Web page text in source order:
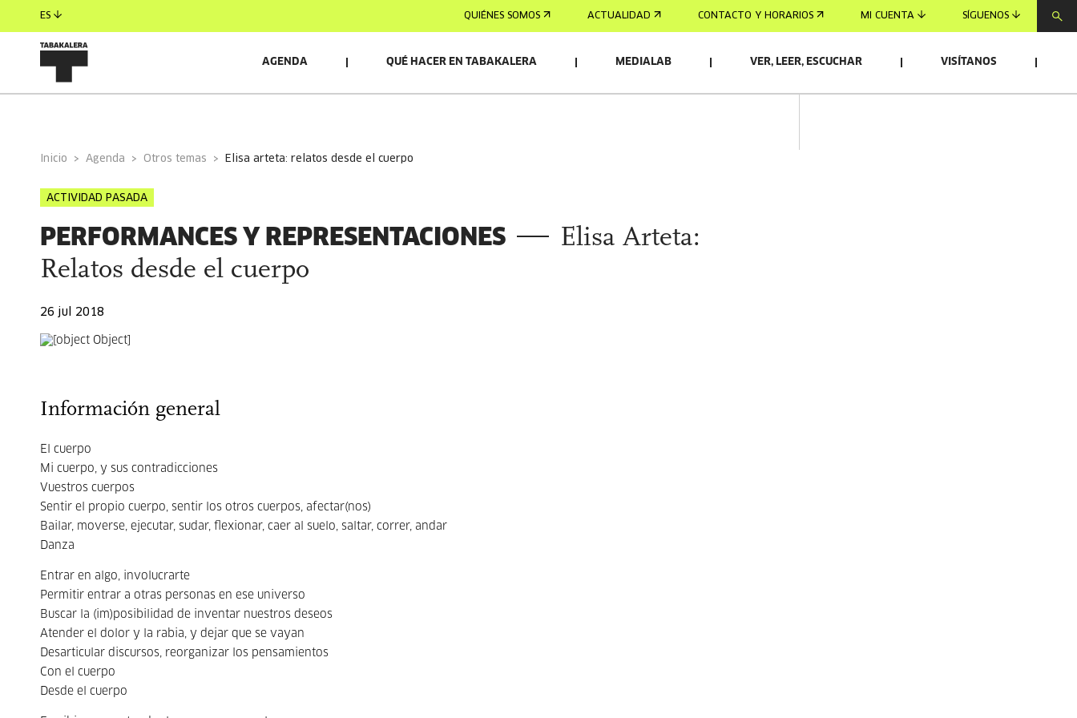
ES QUIÉNES SOMOS ACTUALIDAD CONTACTO Y HORARIOS MI CUENTA SÍGUENOS
AGENDA QUÉ HACER EN TABAKALERA MEDIALAB VER, LEER, ESCUCHAR VISÍTANOS
Inicio Agenda Otros temas elisa arteta: relatos desde el cuerpo
ACTIVIDAD PASADA
PERFORMANCES Y REPRESENTACIONES
Elisa Arteta:
Relatos desde el cuerpo
26 jul 2018
Información general
El cuerpo
Mi cuerpo, y sus contradicciones
Vuestros cuerpos
Sentir el propio cuerpo, sentir los otros cuerpos, afectar(nos)
Bailar, moverse, ejecutar, sudar, flexionar, caer al suelo, saltar, correr, andar
Danza
Entrar en algo, involucrarte
Permitir entrar a otras personas en ese universo
Buscar la (im)posibilidad de inventar nuestros deseos
Atender el dolor y la rabia, y dejar que se vayan
Desarticular discursos, reorganizar los pensamientos
Con el cuerpo
Desde el cuerpo